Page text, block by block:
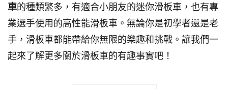
車的種類繁多，有適合小朋友的迷你滑板車，也有專
業選手使用的高性能滑板車。無論你是初學者還是老
手，滑板車都能帶給你無限的樂趣和挑戰。讓我們一
起來了解更多關於滑板車的有趣事實吧！